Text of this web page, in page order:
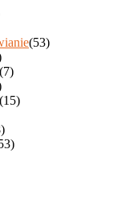
(53)
(7)
(15)